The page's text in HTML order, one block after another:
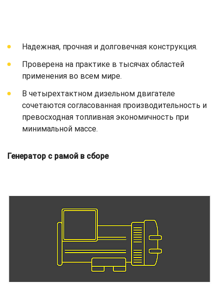
Надежная, прочная и долговечная конструкция.
Проверена на практике в тысячах областей
применения во всем мире.
В четырехтактном дизельном двигателе
сочетаются согласованная производительность и
превосходная топливная экономичность при
минимальной массе.
Генератор с рамой в сборе